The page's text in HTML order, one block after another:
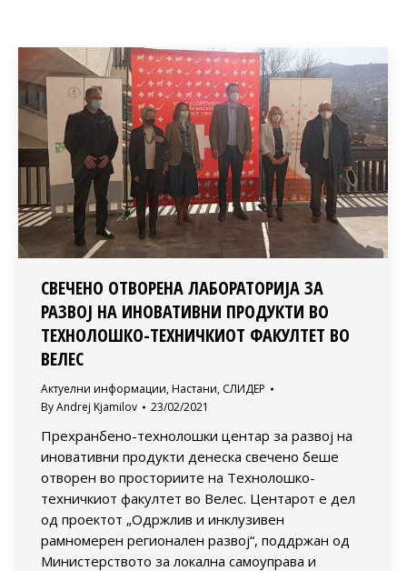
СВЕЧЕНО ОТВОРЕНА ЛАБОРАТОРИЈА ЗА
РАЗВОЈ НА ИНОВАТИВНИ ПРОДУКТИ ВО
ТЕХНОЛОШКО-ТЕХНИЧКИОТ ФАКУЛТЕТ ВО
ВЕЛЕС
Актуелни информации, Настани, СЛИДЕР
ByAndrej Kjamilov 23/02/2021
Прехранбено-технолошки центар за развој на
иновативни продукти денеска свечено беше
отворен во просториите на Технолошко-
техничкиот факултет во Велес. Центарот е дел
од проектот „Одржлив и инклузивен
рамномерен регионален развој“, поддржан од
Министерството за локална самоуправа и